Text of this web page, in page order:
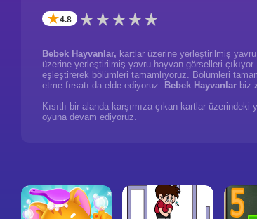
✭4.8
Bebek Hayvanlar, kartlar üzerine yerleştirilmiş
üzerine yerleştirilmiş yavru hayvan görselleri
eşleştirerek bölümleri tamamlıyoruz. Bölümleri
etme fırsatı da elde ediyoruz. Bebek Hayvanlar biz
Kısıtlı bir alanda karşımıza çıkan kartlar
oyuna devam ediyoruz.